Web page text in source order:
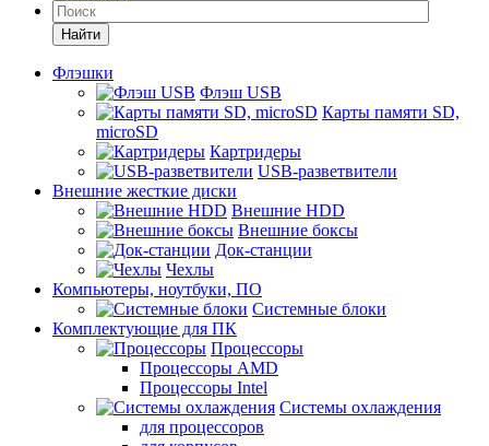
Найти
Флэшки
Флэш USB
Карты памяти SD,
microSD
Картридеры
USB-разветвители
Внешние жесткие диски
Внешние HDD
Внешние боксы
Док-станции
Чехлы
Компьютеры, ноутбуки, ПО
Системные блоки
Комплектующие для ПК
Процессоры
Процессоры AMD
Процессоры Intel
Системы охлаждения
для процессоров